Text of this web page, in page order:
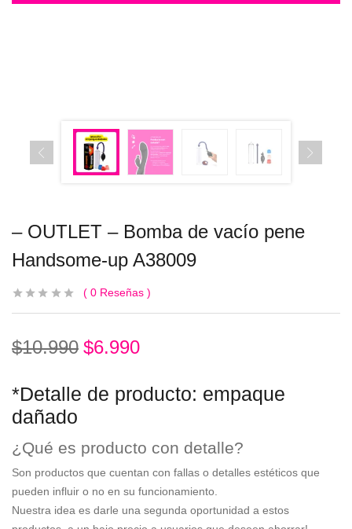
– OUTLET – Bomba de vacío pene
Handsome-up A38009
0 Reseñas
$10.990 $6.990
*Detalle de producto: empaque
dañado
¿Qué es producto con detalle?
Son productos que cuentan con fallas o detalles estéticos que
pueden influir o no en su funcionamiento.
Nuestra idea es darle una segunda oportunidad a estos